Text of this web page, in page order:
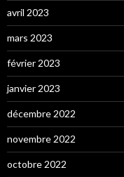
avril 2023
mars 2023
février 2023
janvier 2023
décembre 2022
novembre 2022
octobre 2022